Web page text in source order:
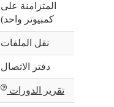
المتزامنة على
كمبيوتر واحد)
نقل الملفات
دفتر الاتصال
تقرير الدورات